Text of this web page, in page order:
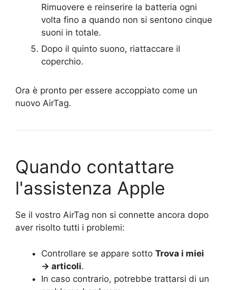
Rimuovere e reinserire la batteria ogni
volta fino a quando non si sentono cinque
suoni in totale.
Dopo il quinto suono, riattaccare il
coperchio.
Ora è pronto per essere accoppiato come un
nuovo AirTag.
Quando contattare
l'assistenza Apple
Se il vostro AirTag non si connette ancora dopo
aver risolto tutti i problemi:
Controllare se appare sotto Trova i miei
→ articoli.
In caso contrario, potrebbe trattarsi di un